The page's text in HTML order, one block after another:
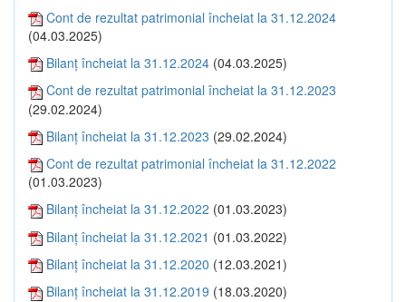
Cont de rezultat patrimonial încheiat la 31.12.2024
(04.03.2025)
Bilanţ încheiat la 31.12.2024 (04.03.2025)
Cont de rezultat patrimonial încheiat la 31.12.2023
(29.02.2024)
Bilanţ încheiat la 31.12.2023 (29.02.2024)
Cont de rezultat patrimonial încheiat la 31.12.2022
(01.03.2023)
Bilanţ încheiat la 31.12.2022 (01.03.2023)
Bilanţ încheiat la 31.12.2021 (01.03.2022)
Bilanţ încheiat la 31.12.2020 (12.03.2021)
Bilanţ încheiat la 31.12.2019 (18.03.2020)